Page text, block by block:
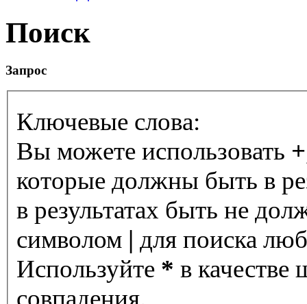
Поиск
Запрос
Ключевые слова:
Вы можете использовать +
которые должны быть в
в результатах быть не
символом | для поиска
Используйте * в качестве
совпадения.